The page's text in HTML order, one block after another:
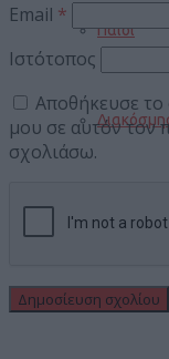
Παιδί
Υγεία
Email *
Ιστότοπος
Αποθήκευσε το
μου σε αυτόν τον
σχολιάσω.